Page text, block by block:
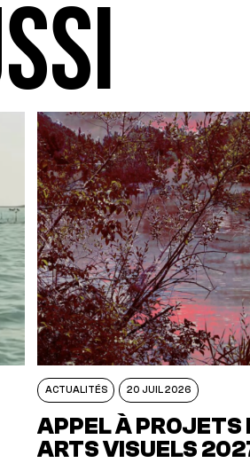
ACTUALITÉS 20 JUIL 2026
APPEL À PROJETS
ARTS VISUELS